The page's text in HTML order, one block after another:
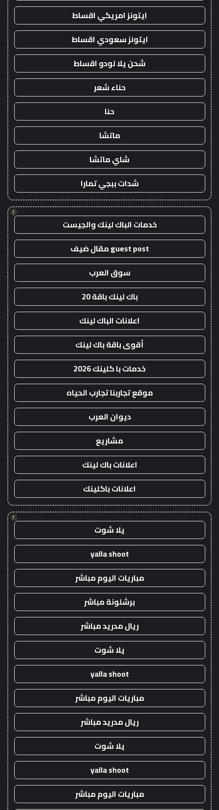
ايتونز امريكي اقساط
ايتونز سعودي اقساط
شحن يلا لودو اقساط
حناء شعر
حنا
ماتشا
شاي ماتشا
شدات ببجي تمارا
!
خدمات الباك لينك والجيست
guest post مقال ضيف
سوق العرب
باك لينك باقة 20
اعلانات الباك لينك
أقوى باقة باك لينك
خدمات با كلينك 2026
موقع تجاربنا تجارب الحياه
ديوان العرب
مشاريع
اعلانات باك لينك
اعلانات باكلينك
!
يلا شوت
yalla shoot
مباريات اليوم مباشر
برشلونة مباشر
ريال مدريد مباشر
يلا شوت
yalla shoot
مباريات اليوم مباشر
ريال مدريد مباشر
يلا شوت
yalla shoot
مباريات اليوم مباشر